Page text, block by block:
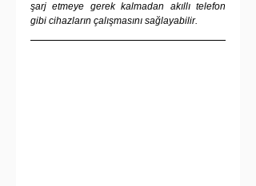
şarj etmeye gerek kalmadan akıllı telefon
gibi cihazların çalışmasını sağlayabilir.